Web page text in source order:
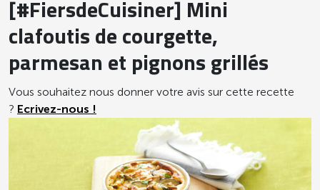
[#FiersdeCuisiner] Mini
clafoutis de courgette,
parmesan et pignons grillés
Vous souhaitez nous donner votre avis sur cette recette
? Ecrivez-nous !